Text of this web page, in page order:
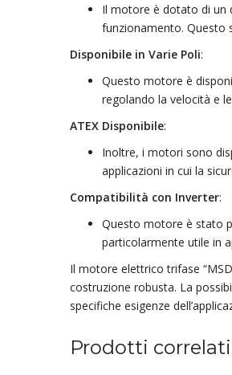
Il motore è dotato di un
funzionamento. Questo
Disponibile in Varie Poli:
Questo motore è
regolando la velocità e
ATEX Disponibile:
Inoltre, i motori sono
applicazioni in cui la
Compatibilità con Inverter:
Questo motore è stato
particolarmente utile in
Il motore elettrico trifase
costruzione robusta. La
specifiche esigenze
Prodotti correlati